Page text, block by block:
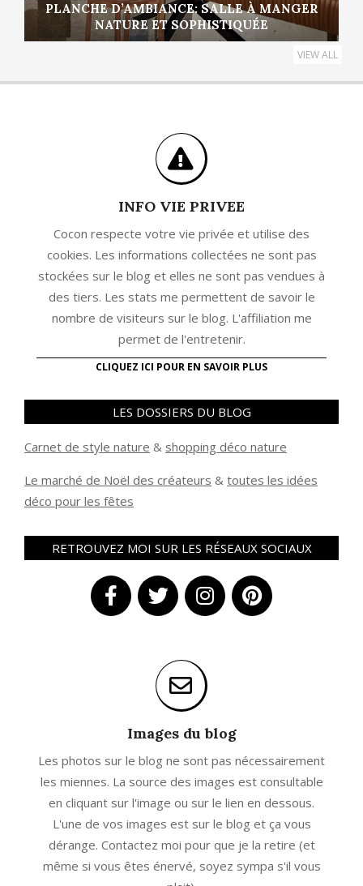
PLANCHE D’AMBIANCE: SALLE À MANGER
NATURE ET SOPHISTIQUÉE
VIEW ALL
INFO VIE PRIVEE
Cocon respecte votre vie privée et utilise des
cookies. Les informations collectées ne sont pas
stockées sur le blog et elles ne sont pas vendues à
des tiers. Les stats me permettent de savoir le
nombre de visiteurs sur le blog. L'affiliation me
permet de l'entretenir.
CLIQUEZ ICI POUR EN SAVOIR PLUS
LES DOSSIERS DU BLOG
Carnet de style nature & shopping déco nature
Le marché de Noël des créateurs & toutes les idées
déco pour les fêtes
RETROUVEZ MOI SUR LES RÉSEAUX SOCIAUX
Images du blog
Les photos sur le blog ne sont pas nécessairement
les miennes. La source des images est consultable
en cliquant sur l'image ou sur le lien en dessous.
L'une de vos images est sur le blog et ça vous
dérange. Contactez moi pour que je la retire (et
même si vous êtes énervé, soyez sympa s'il vous